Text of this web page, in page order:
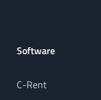
Software
C-Rent